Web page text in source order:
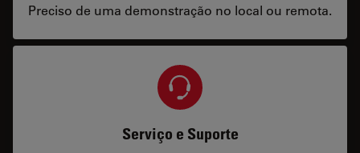
Preciso de uma demonstração no local ou remota.
Serviço e Suporte